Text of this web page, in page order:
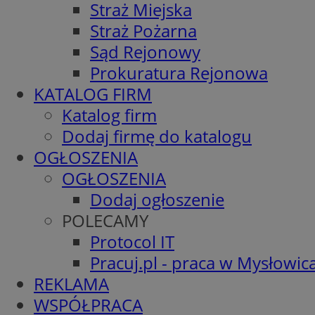
Straż Miejska
Straż Pożarna
Sąd Rejonowy
Prokuratura Rejonowa
KATALOG FIRM
Katalog firm
Dodaj firmę do katalogu
OGŁOSZENIA
OGŁOSZENIA
Dodaj ogłoszenie
POLECAMY
Protocol IT
Pracuj.pl - praca w
REKLAMA
WSPÓŁPRACA